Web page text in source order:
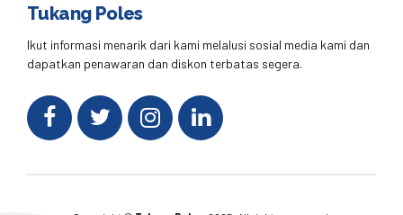
Tukang Poles
Ikut informasi menarik dari kami melalusi sosial media kami dan
dapatkan penawaran dan diskon terbatas segera.